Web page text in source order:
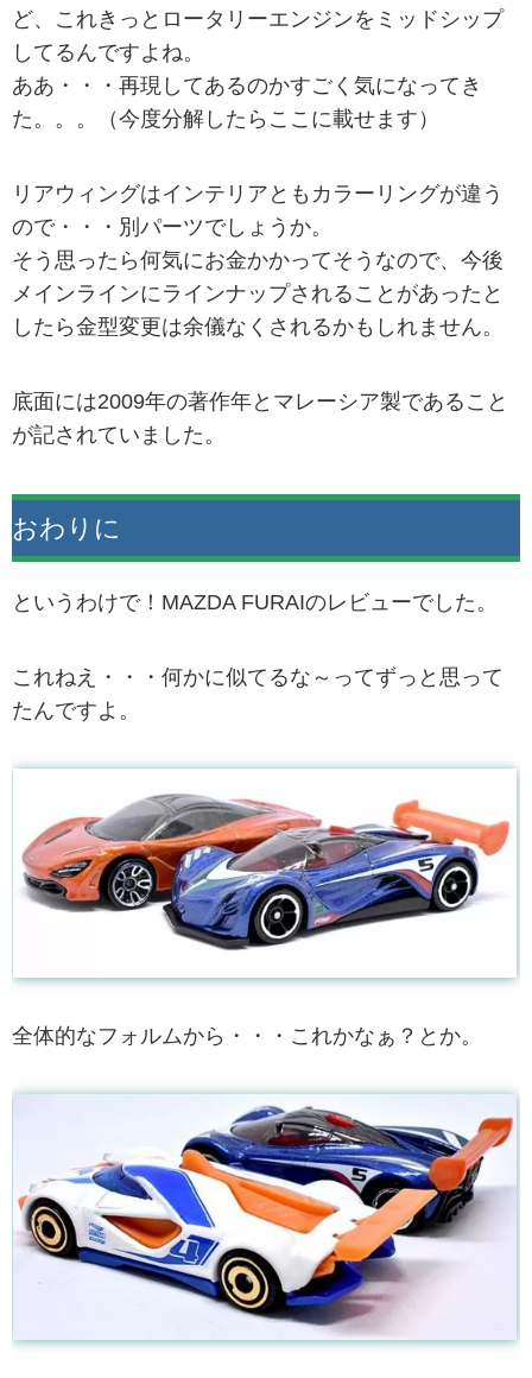
ど、これきっとロータリーエンジンをミッドシップ
してるんですよね。
ああ・・・再現してあるのかすごく気になってき
た。。。（今度分解したらここに載せます）
リアウィングはインテリアともカラーリングが違う
ので・・・別パーツでしょうか。
そう思ったら何気にお金かかってそうなので、今後
メインラインにラインナップされることがあったと
したら金型変更は余儀なくされるかもしれません。
底面には2009年の著作年とマレーシア製であること
が記されていました。
おわりに
というわけで！MAZDA FURAIのレビューでした。
これねえ・・・何かに似てるな～ってずっと思って
たんですよ。
全体的なフォルムから・・・これかなぁ？とか。